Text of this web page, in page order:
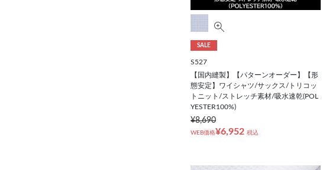
SALE
S527
【国内縫製】【パターンオーダー】【形
態安定】ワイシャツ/サックス/トリコッ
トニット/ストレッチ素材/吸水速乾(POL
YESTER100%)
¥8,690
WEB価格¥6,952 税込